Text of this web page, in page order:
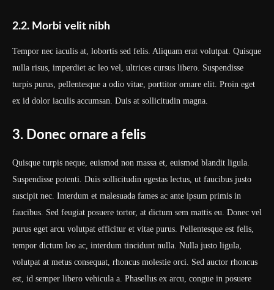
2.2. Morbi velit nibh
Tempor nec iaculis at, lobortis sed felis. Aliquam erat volutpat. Quisque
nulla risus, imperdiet ac leo vel, ultrices cursus libero. Suspendisse
turpis purus, pellentesque a odio vitae, porttitor ornare elit. Proin eget
ex id dolor iaculis accumsan. Duis at sollicitudin magna.
3. Donec ornare a felis
Quisque turpis neque, euismod non massa et, euismod blandit ligula.
Suspendisse potenti. Duis sollicitudin egestas lectus, ut faucibus justo
suscipit nec. Interdum et malesuada fames ac ante ipsum primis in
faucibus. Sed feugiat posuere tortor, at dictum sem mattis eu. Donec vel
purus eget arcu volutpat efficitur et vitae purus. Pellentesque est felis,
tempor dictum leo ac, interdum tincidunt nulla. Nulla justo ligula,
volutpat at metus consequat, rhoncus molestie orci. Sed auctor rhoncus
est, id semper libero vehicula a. Phasellus ex arcu, congue in posuere